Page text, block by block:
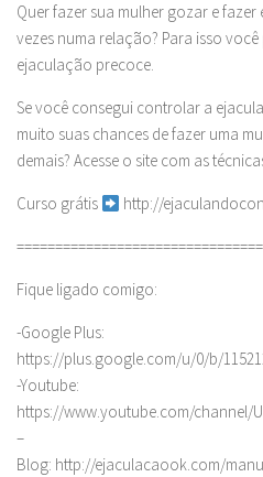
Quer fazer sua mulher gozar e
vezes numa relação? Para isso
ejaculação precoce.
Se você consegui controlar a
muito suas chances de fazer uma
demais? Acesse o site com as
Curso grátis http://
Fique ligado comigo:
-Google Plus:
https://plus.google.com/u/0/b/
-Youtube:
https://www.youtube.com/channel/
–
Blog: http://ejaculacaook.com/